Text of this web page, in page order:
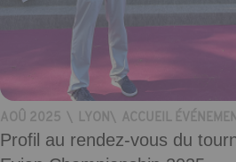
AOÛ 2025 \ LYON\ ACCUEIL
Profil au rendez-vous du